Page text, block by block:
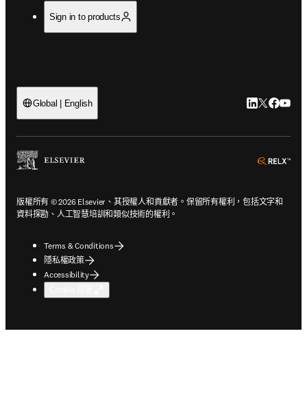
Sign in to products
Global | English LinkedIn 打
Twitter 打
版權所有 © 2026 Elsevier、其授權人和貢獻者。保留所有權利，包括文字和
資料探勘、人工智慧培訓和類似技術的權利。
Terms & Conditions
隱私權政策
Accessibility